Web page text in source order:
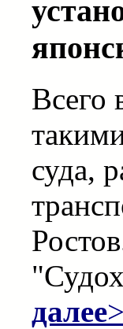
Всего
суда,
далее